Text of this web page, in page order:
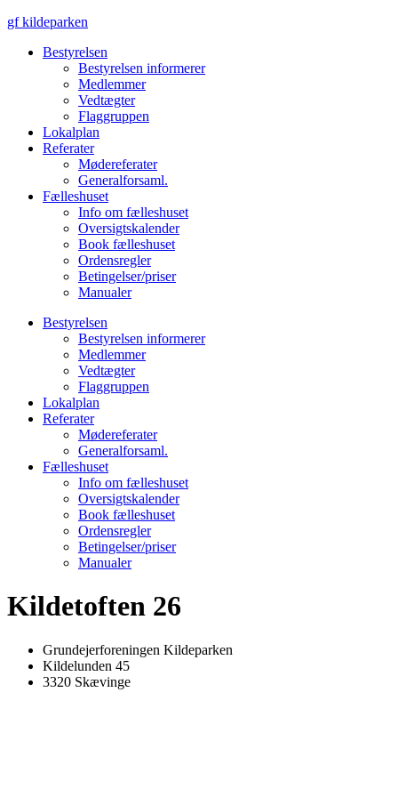
Videre
indhold
gf kildeparken
Bestyrelsen
Bestyrelsen informerer
Medlemmer
Vedtægter
Flaggruppen
Lokalplan
Referater
Mødereferater
Generalforsaml.
Fælleshuset
Info om fælleshuset
Oversigtskalender
Book fælleshuset
Ordensregler
Betingelser/priser
Manualer
Bestyrelsen
Bestyrelsen informerer
Medlemmer
Vedtægter
Flaggruppen
Lokalplan
Referater
Mødereferater
Generalforsaml.
Fælleshuset
Info om fælleshuset
Oversigtskalender
Book fælleshuset
Ordensregler
Betingelser/priser
Manualer
Kildetoften 26
Grundejerforeningen Kildeparken
Kildelunden 45
3320 Skævinge